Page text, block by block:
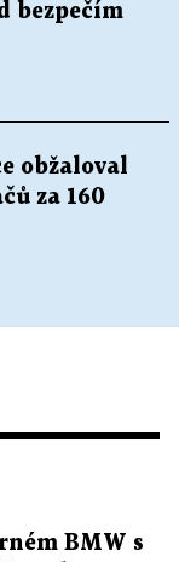
bezpečím
obžaloval
za 160
BMW s